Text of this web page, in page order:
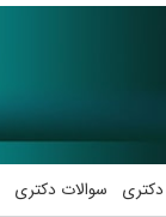
سوالات دکتری